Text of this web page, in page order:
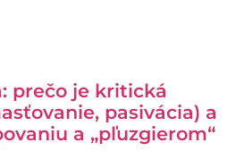
prečo je kritická
pasivácia) a
a „pľuzgierom“